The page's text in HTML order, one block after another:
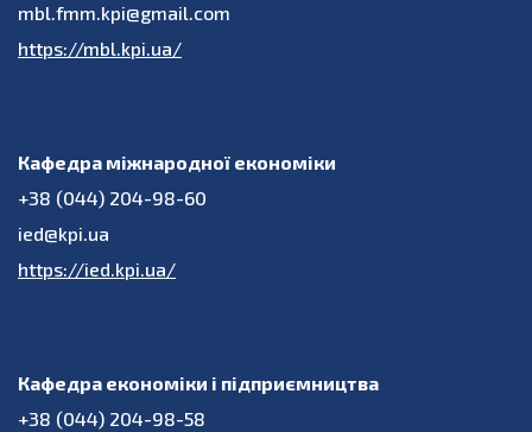
mbl.fmm.kpi@gmail.com
https://mbl.kpi.ua/
Кафедра міжнародної економіки
+38 (044) 204-98-60
ied@kpi.ua
https://ied.kpi.ua/
Кафедра економіки і підприємництва
+38 (044) 204-98-58